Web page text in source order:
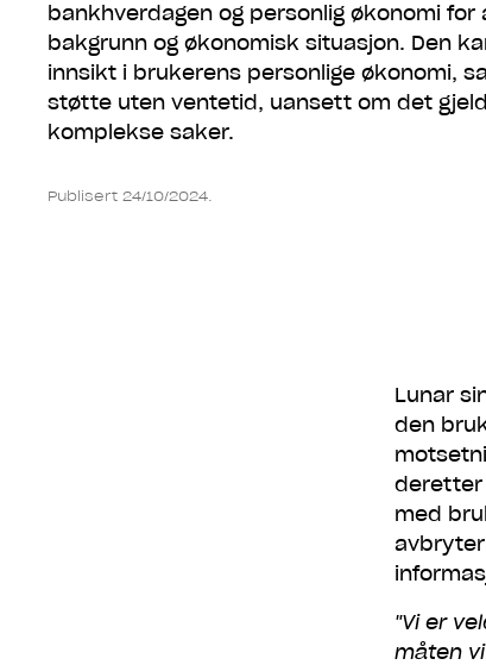
bankhverdagen og personlig økonomi for
bakgrunn og økonomisk situasjon. Den
innsikt i brukerens personlige økonomi,
støtte uten ventetid, uansett om det
komplekse saker.
Publisert 24/10/2024.
Lunar
den
deretter
med
"Vi er
måten